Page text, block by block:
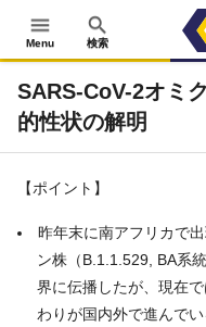
menu
Menu
search
検索
SARS-CoV-2オミ
的性状の解明
【ポイント】
昨年末に南アフリカで
ン株（B.1.1.529, BA系
界に伝播したが、現在
わりが国内外で進んでい